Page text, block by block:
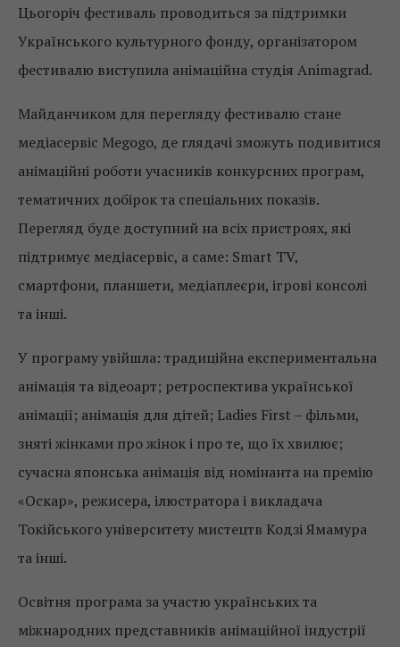
Цьогоріч фестиваль проводиться за підтримки
Українського культурного фонду, організатором
фестивалю виступила анімаційна студія Animagrad.
Майданчиком для перегляду фестивалю стане
медіасервіс Megogo, де глядачі зможуть подивитися
анімаційні роботи учасників конкурсних програм,
тематичних добірок та спеціальних показів.
Перегляд буде доступний на всіх пристроях, які
підтримує медіасервіс, а саме: Smart TV,
смартфони, планшети, медіаплеєри, ігрові консолі
та інші.
У програму увійшла: традиційна експериментальна
анімація та відеоарт; ретроспектива української
анімації; анімація для дітей; Ladies First – фільми,
зняті жінками про жінок і про те, що їх хвилює;
сучасна японська анімація від номінанта на премію
«Оскар», режисера, ілюстратора і викладача
Токійського університету мистецтв Кодзі Ямамура
та інші.
Освітня програма за участю українських та
міжнародних представників анімаційної індустрії